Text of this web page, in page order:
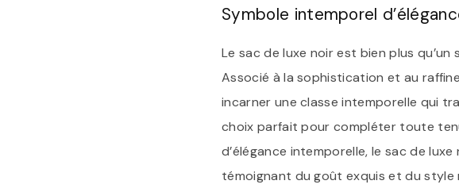
Symbole intemporel
Le sac de luxe noir est bien plus
Associé à la sophistication et au
incarner une classe intemporelle qui
choix parfait pour compléter toute
d’élégance intemporelle, le sac de
témoignant du goût exquis et du style